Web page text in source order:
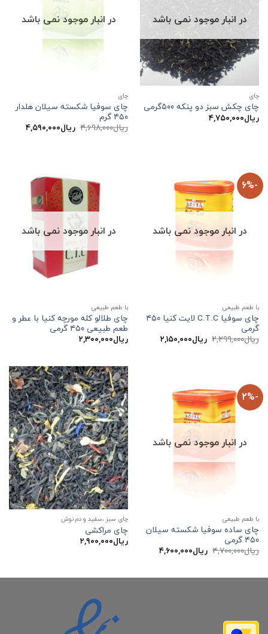
در انبار موجود نمی باشد
چاي
چای چکش سبز دو پنکه ۵۰۰گرمی
ریال۴,۷۵۰,۰۰۰
در انبار موجود نمی باشد
چاي
چای سوفیا شکسته سیلان هلدار
۴۵۰ گرم
ریال۴,۶۹۸,۰۰۰ قیمت
اصلی:
ریال۴,۵۹۰,۰۰۰قیمت
فعلی:
-6%
در انبار موجود نمی باشد
با طعم طبیعی
چای سوفیا C.T.C لایت کنیا ۴۵۰
گرمی
ریال۲,۲۹۹,۰۰۰ قیمت
اصلی:
ریال۲,۱۵۰,۰۰۰قیمت
فعلی:
در انبار موجود نمی باشد
با طعم طبیعی
چای طلالو کله مورچه کنیا با عطر و
طعم طبیعی ۴۵۰ گرمی
ریال۲,۳۰۰,۰۰۰
-2%
در انبار موجود نمی باشد
با طعم طبیعی
چای ساده سوفیا شکسته سیلان
۴۵۰ گرمی
ریال۴,۷۰۰,۰۰۰ قیمت
اصلی:
ریال۴,۶۰۰,۰۰۰قیمت
فعلی:
چای سبز ،سفید و دم نوش
چای مراکشی
ریال۲,۹۰۰,۰۰۰